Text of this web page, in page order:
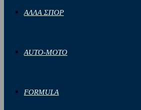
ΑΛΛΑ ΣΠΟΡ
AUTO-MOTO
FORMULA